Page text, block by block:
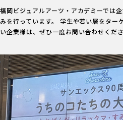
福岡ビジュアルアーツ・アカデミーでは
みを行っています。 学生や若い層をター
い企業様は、ぜひ一度お問い合わせくださ